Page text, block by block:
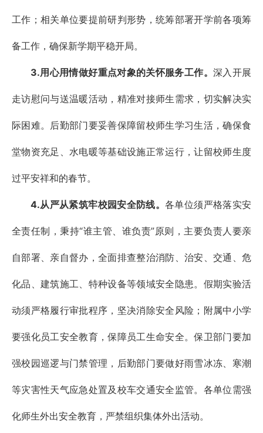
工作；相关单位要提前研判形势，统筹部署开学前各项筹
备工作，确保新学期平稳开局。
3.用心用情做好重点对象的关怀服务工作。 深入开展
走访慰问与送温暖活动，精准对接师生需求，切实解决实
际困难。后勤部门要妥善保障留校师生学习生活，确保食
堂物资充足、水电暖等基础设施正常运行，让留校师生度
过平安祥和的春节。
4.从严从紧筑牢校园安全防线。各单位须严格落实安
全责任制，秉持“谁主管、谁负责”原则，主要负责人要亲
自部署、亲自督办，全面排查整治消防、治安、交通、危
化品、建筑施工、特种设备等领域安全隐患。假期实验活
动须严格履行审批程序，坚决消除安全风险；附属中小学
要强化员工安全教育，保障员工生命安全。保卫部门要加
强校园巡逻与门禁管理，后勤部门要做好雨雪冰冻、寒潮
等灾害性天气应急处置及校车交通安全监管。各单位需强
化师生外出安全教育，严禁组织集体外出活动。